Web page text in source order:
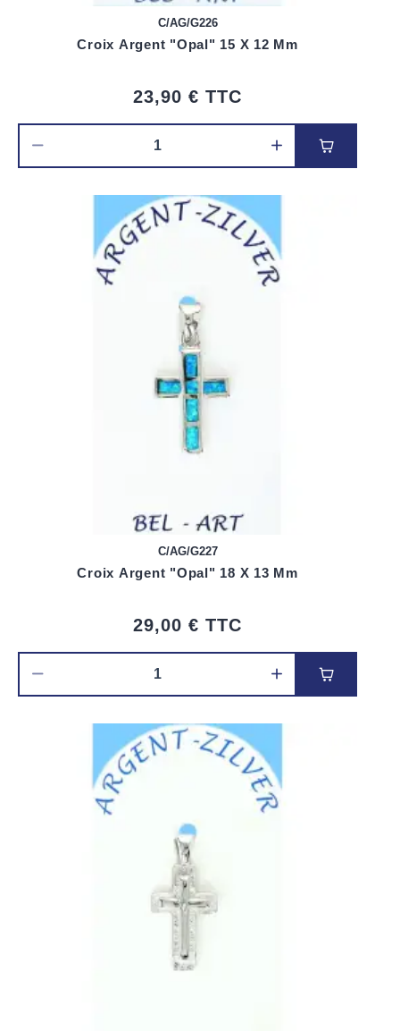
C/AG/G226
Croix Argent "Opal" 15 X 12 Mm
23,90 € TTC
Ajouter au
C/AG/G227
Croix Argent "Opal" 18 X 13 Mm
29,00 € TTC
Ajouter au